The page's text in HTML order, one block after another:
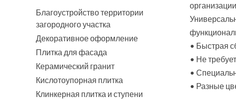
Благоустройство территории
загородного участка
Декоративное оформление
Плитка для фасада
Керамический гранит
Кислотоупорная плитка
Клинкерная плитка и ступени
• Быстрая
• Не
•
• Разные